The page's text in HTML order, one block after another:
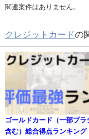
関連案件はありません。
クレジットカードの
ゴールドカード（一部プラ
含む）総合得点ランキング